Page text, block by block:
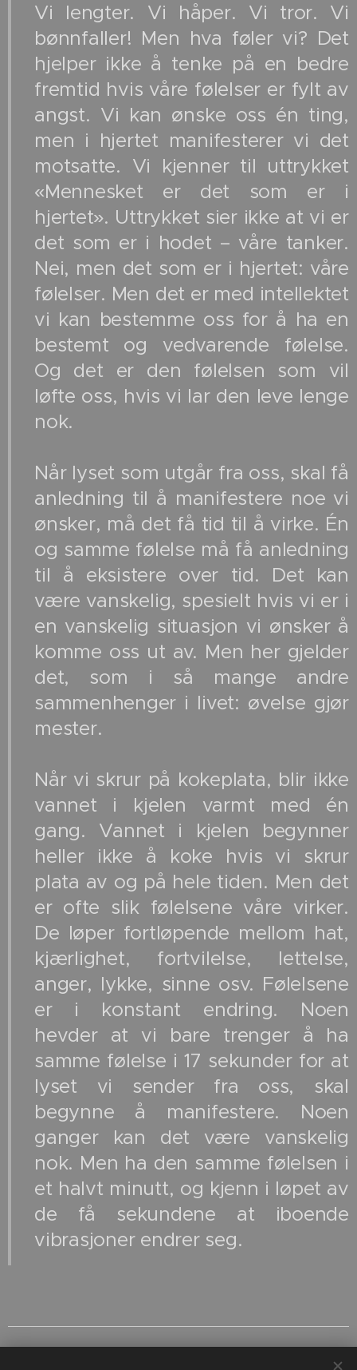
Vi lengter. Vi håper. Vi tror. Vi
bønnfaller! Men hva føler vi? Det
hjelper ikke å tenke på en bedre
fremtid hvis våre følelser er fylt av
angst. Vi kan ønske oss én ting,
men i hjertet manifesterer vi det
motsatte. Vi kjenner til uttrykket
«Mennesket er det som er i
hjertet». Uttrykket sier ikke at vi er
det som er i hodet – våre tanker.
Nei, men det som er i hjertet: våre
følelser. Men det er med intellektet
vi kan bestemme oss for å ha en
bestemt og vedvarende følelse.
Og det er den følelsen som vil
løfte oss, hvis vi lar den leve lenge
nok.
Når lyset som utgår fra oss, skal få
anledning til å manifestere noe vi
ønsker, må det få tid til å virke. Én
og samme følelse må få anledning
til å eksistere over tid. Det kan
være vanskelig, spesielt hvis vi er i
en vanskelig situasjon vi ønsker å
komme oss ut av. Men her gjelder
det, som i så mange andre
sammenhenger i livet: øvelse gjør
mester.
Når vi skrur på kokeplata, blir ikke
vannet i kjelen varmt med én
gang. Vannet i kjelen begynner
heller ikke å koke hvis vi skrur
plata av og på hele tiden. Men det
er ofte slik følelsene våre virker.
De løper fortløpende mellom hat,
kjærlighet, fortvilelse, lettelse,
anger, lykke, sinne osv. Følelsene
er i konstant endring. Noen
hevder at vi bare trenger å ha
samme følelse i 17 sekunder for at
lyset vi sender fra oss, skal
begynne å manifestere. Noen
ganger kan det være vanskelig
nok. Men ha den samme følelsen i
et halvt minutt, og kjenn i løpet av
de få sekundene at iboende
vibrasjoner endrer seg.